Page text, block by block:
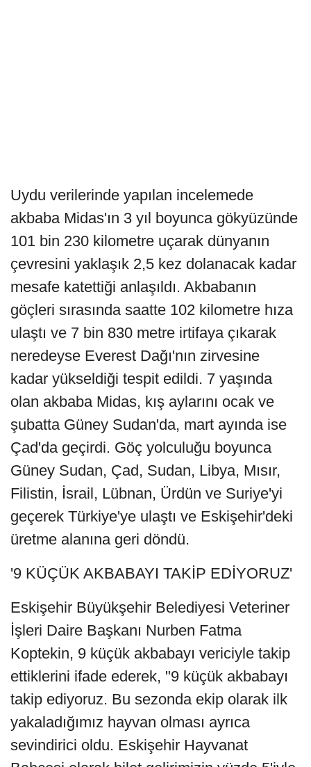
Uydu verilerinde yapılan incelemede
akbaba Midas'ın 3 yıl boyunca gökyüzünde
101 bin 230 kilometre uçarak dünyanın
çevresini yaklaşık 2,5 kez dolanacak kadar
mesafe katettiği anlaşıldı. Akbabanın
göçleri sırasında saatte 102 kilometre hıza
ulaştı ve 7 bin 830 metre irtifaya çıkarak
neredeyse Everest Dağı'nın zirvesine
kadar yükseldiği tespit edildi. 7 yaşında
olan akbaba Midas, kış aylarını ocak ve
şubatta Güney Sudan'da, mart ayında ise
Çad'da geçirdi. Göç yolculuğu boyunca
Güney Sudan, Çad, Sudan, Libya, Mısır,
Filistin, İsrail, Lübnan, Ürdün ve Suriye'yi
geçerek Türkiye'ye ulaştı ve Eskişehir'deki
üretme alanına geri döndü.
'9 KÜÇÜK AKBABAYI TAKİP EDİYORUZ'
Eskişehir Büyükşehir Belediyesi Veteriner
İşleri Daire Başkanı Nurben Fatma
Koptekin, 9 küçük akbabayı vericiyle takip
ettiklerini ifade ederek, "9 küçük akbabayı
takip ediyoruz. Bu sezonda ekip olarak ilk
yakaladığımız hayvan olması ayrıca
sevindirici oldu. Eskişehir Hayvanat